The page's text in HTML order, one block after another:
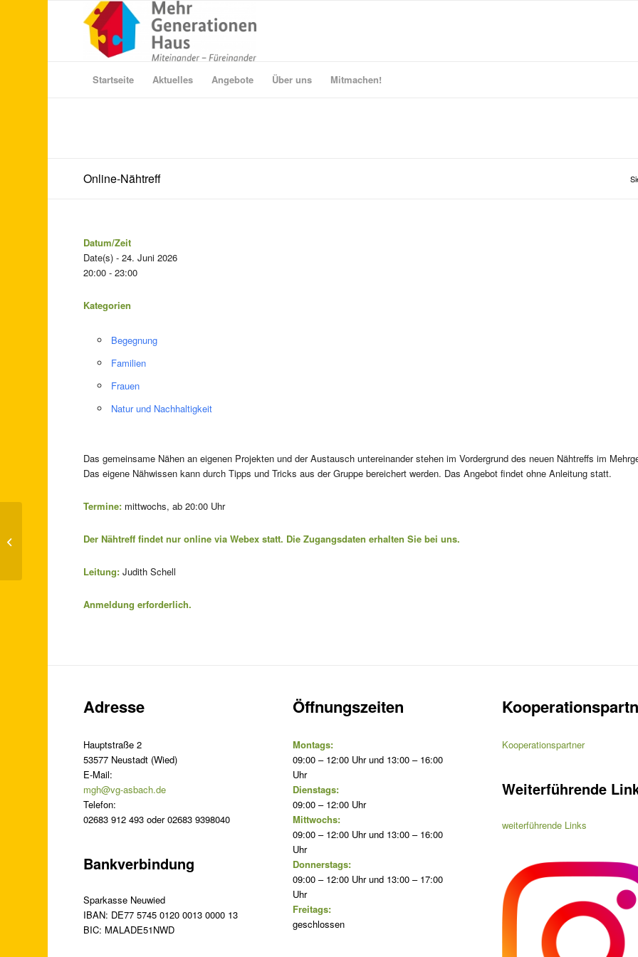
Startseite Aktuelles Angebote Über uns Mitmachen!
Online-Nähtreff
Datum/Zeit
Date(s) - 24. Juni 2026
20:00 - 23:00
Kategorien
Begegnung
Familien
Frauen
Natur und Nachhaltigkeit
Das gemeinsame Nähen an eigenen Projekten und der Austausch untereinander stehen im Vordergrund des neuen Nähtreffs im
Das eigene Nähwissen kann durch Tipps und Tricks aus der Gruppe bereichert werden. Das Angebot findet ohne Anleitung statt.
Termine: mittwochs, ab 20:00 Uhr
Der Nähtreff findet nur online via Webex statt. Die Zugangsdaten erhalten Sie bei uns.
Leitung:Judith Schell
Anmeldung erforderlich.
Adresse
Hauptstraße 2
53577 Neustadt (Wied)
E-Mail:
mgh@vg-asbach.de
Telefon:
02683 912 493 oder 02683 9398040
Bankverbindung
Sparkasse Neuwied
IBAN: DE77 5745 0120 0013 0000 13
BIC: MALADE51NWD
Öffnungszeiten
Montags:
09:00 – 12:00 Uhr und 13:00 – 16:00
Uhr
Dienstags:
09:00 – 12:00 Uhr
Mittwochs:
09:00 – 12:00 Uhr und 13:00 – 16:00
Uhr
Donnerstags:
09:00 – 12:00 Uhr und 13:00 – 17:00
Uhr
Freitags:
geschlossen
Kooperationspartner
Weiterführende
weiterführende Links
Mein, dein, unser Deutschland